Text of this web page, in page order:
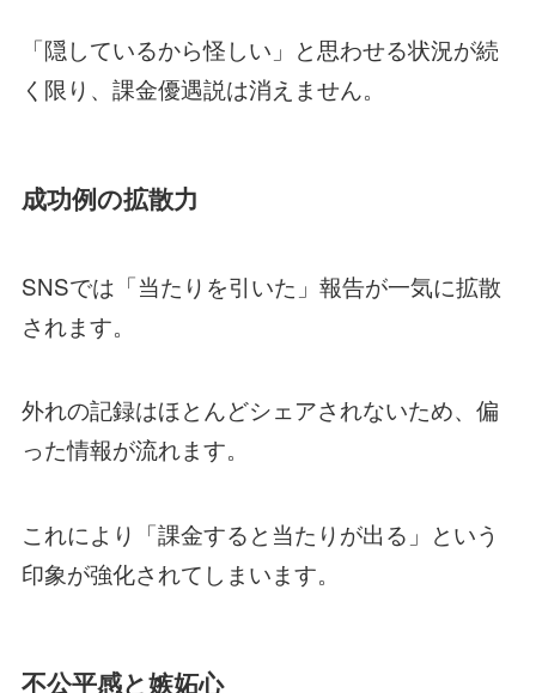
「隠しているから怪しい」と思わせる状況が続
く限り、課金優遇説は消えません。
成功例の拡散力
SNSでは「当たりを引いた」報告が一気に拡散
されます。
外れの記録はほとんどシェアされないため、偏
った情報が流れます。
これにより「課金すると当たりが出る」という
印象が強化されてしまいます。
不公平感と嫉妬心